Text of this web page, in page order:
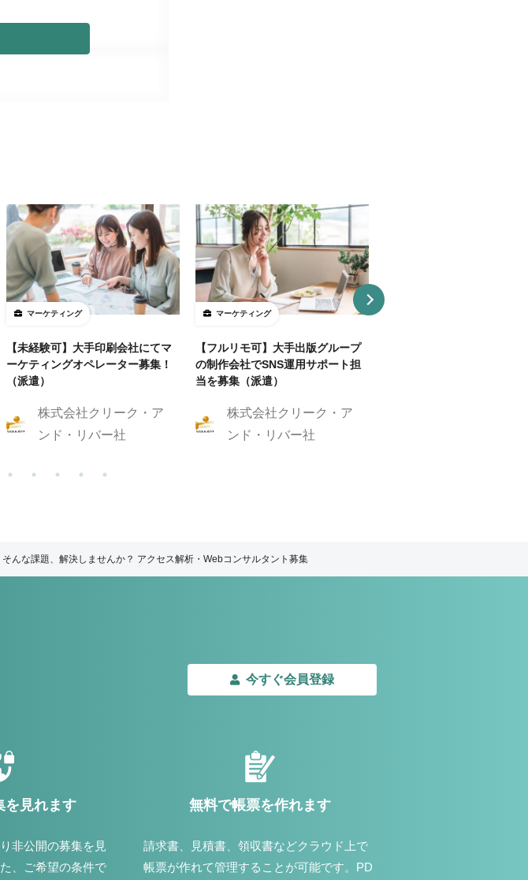
マーケティング
【未経験可】大手印刷会社にてマ
ーケティングオペレーター募集！
（派遣）
株式会社クリーク・ア
ンド・リバー社
マーケティング
【フルリモ可】大手出版グループ
の制作会社でSNS運用サポート担
当を募集（派遣）
株式会社クリーク・ア
ンド・リバー社
んな課題、解決しませんか？ アクセス解析・Webコンサルタント募集
今すぐ会員登録
を見れます
非公開の募集を見
、ご希望の条件で
無料で帳票を作れます
請求書、見積書、領収書などクラウド上で
帳票が作れて管理することが可能です。PD